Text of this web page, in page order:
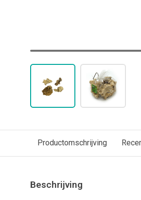
Productomschrijving
Beschrijving